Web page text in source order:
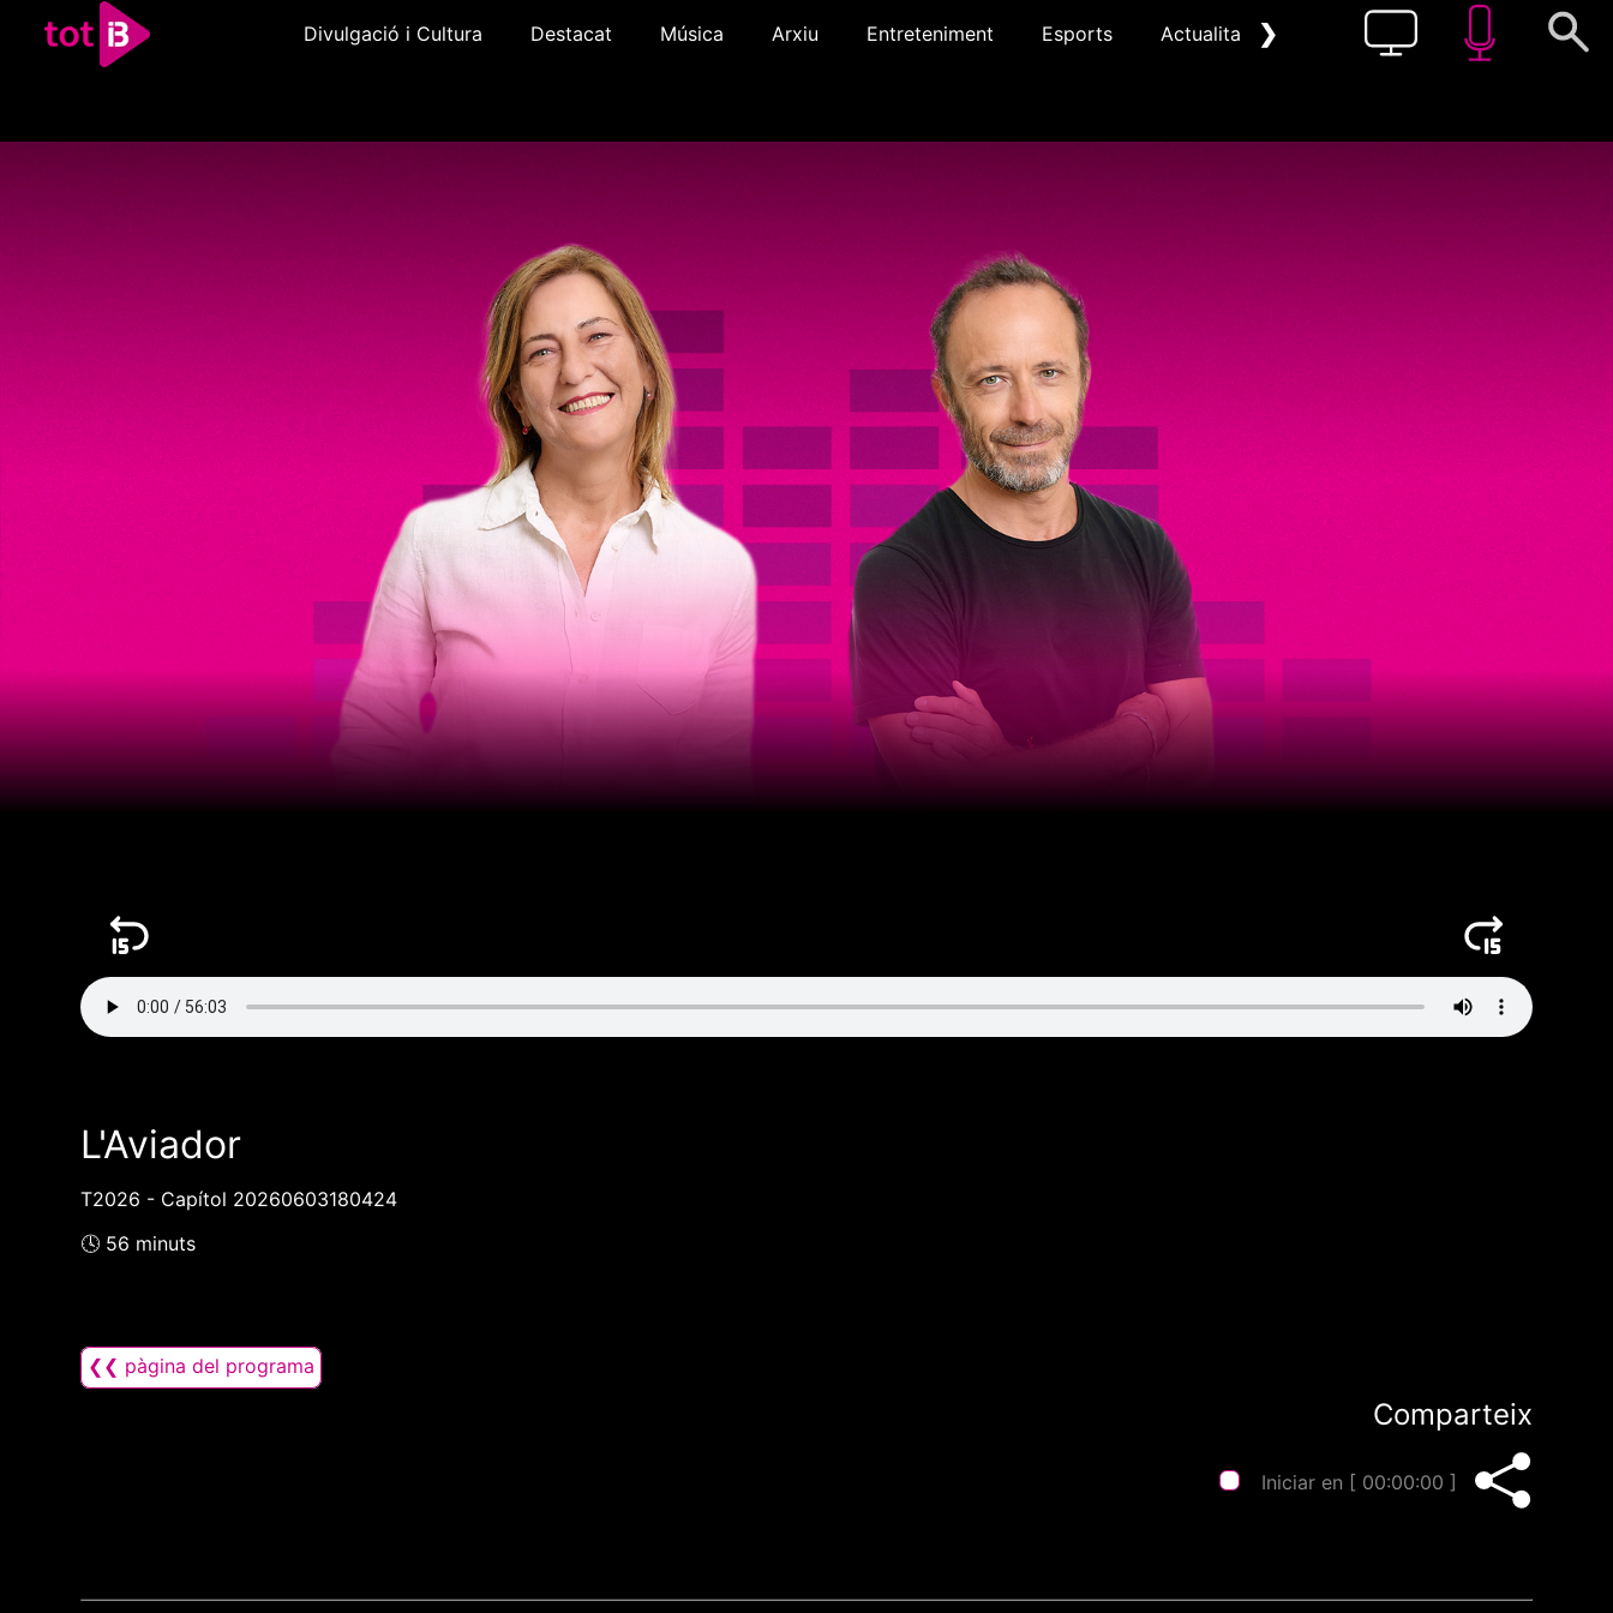
Divulgació i Cultura Destacat Música Arxiu Entreteniment Esports Actualitat Pòdcast
❯
L'Aviador
T2026 - Capítol 20260603180424
🕓 56 minuts
❮❮ pàgina del programa
Comparteix
Iniciar en [ 00:00:00 ]